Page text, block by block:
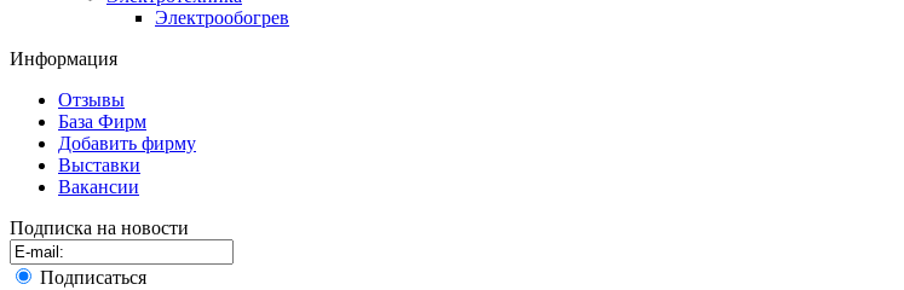
Электрообогрев
Информация
Отзывы
База Фирм
Добавить фирму
Выставки
Вакансии
Подписка на новости
Подписаться